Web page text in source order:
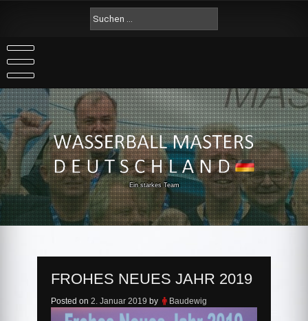
nach:
Ein starkes Team
FROHES NEUES JAHR 2019
Posted on 2. Januar 2019 by Baudewig